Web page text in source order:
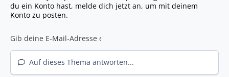
du ein Konto hast, melde dich jetzt an, um mit deinem
Konto zu posten.
Auf dieses Thema antworten...